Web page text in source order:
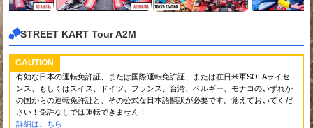
STREET KART Tour A2M
CAUTION
有効な日本の運転免許証、または国際運転免許証、または在日米軍SOFAライセ
ンス、もしくはスイス、ドイツ、フランス、台湾、ベルギー、モナコのいずれか
の国からの運転免許証と、その公式な日本語翻訳が必要です。覚えておいてくだ
さい！免許なしでは運転できません！
詳細はこちら